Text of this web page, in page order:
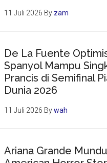
11 Juli 2026 By zam
De La Fuente
Spanyol Mampu
Prancis di Semifinal
Dunia 2026
11 Juli 2026 Bywah
Ariana Grande